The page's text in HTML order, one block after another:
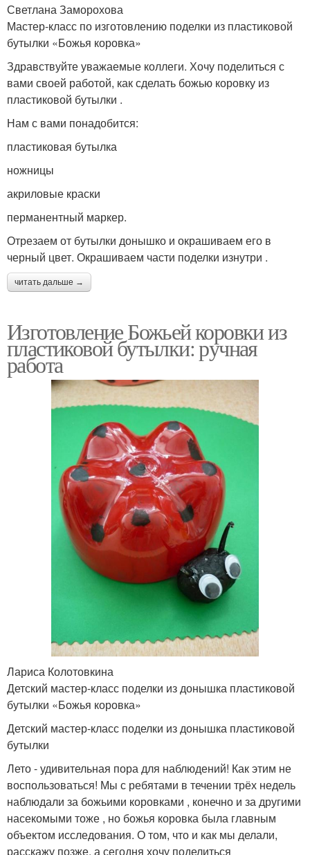
Светлана Заморохова
Мастер-класс по изготовлению поделки из пластиковой
бутылки «Божья коровка»
Здравствуйте уважаемые коллеги. Хочу поделиться с
вами своей работой, как сделать божью коровку из
пластиковой бутылки .
Нам с вами понадобится:
пластиковая бутылка
ножницы
акриловые краски
перманентный маркер.
Отрезаем от бутылки донышко и окрашиваем его в
черный цвет. Окрашиваем части поделки изнутри .
читать дальше →
Изготовление Божьей коровки из
пластиковой бутылки: ручная
работа
Лариса Колотовкина
Детский мастер-класс поделки из донышка пластиковой
бутылки «Божья коровка»
Детский мастер-класс поделки из донышка пластиковой
бутылки
Лето - удивительная пора для наблюдений! Как этим не
воспользоваться! Мы с ребятами в течении трёх недель
наблюдали за божьими коровками , конечно и за другими
насекомыми тоже , но божья коровка была главным
объектом исследования. О том, что и как мы делали,
расскажу позже, а сегодня хочу поделиться